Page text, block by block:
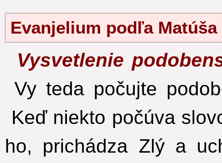
Evanjelium podľa
Vysvetlenie
Vy teda počujte
Keď niekto počúva
ho, prichádza Zlý a